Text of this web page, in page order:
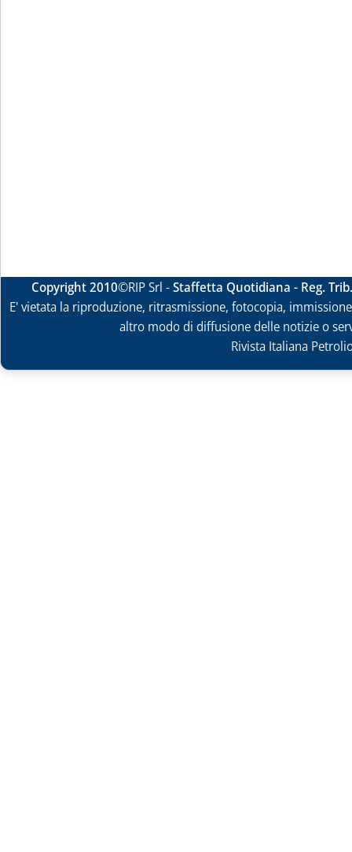
Copyright 2010©RIP Srl -Staffetta Quotidiana - Reg.
E' vietata la riproduzione, ritrasmissione, fotocopia,
altro modo di diffusione delle notizie o
Rivista Italiana